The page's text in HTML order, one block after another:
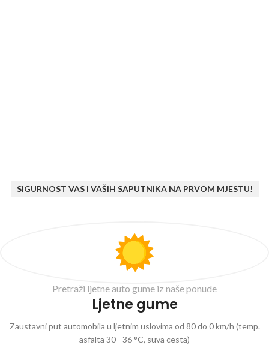
SIGURNOST VAS I VAŠIH SAPUTNIKA NA PRVOM MJESTU!
Pretraži ljetne auto gume iz naše ponude
Ljetne gume
Zaustavni put automobila u ljetnim uslovima od 80 do 0 km/h (temp.
asfalta 30 - 36 °C, suva cesta)